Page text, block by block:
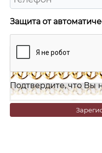
Защита от
Подтвердите, что Вы